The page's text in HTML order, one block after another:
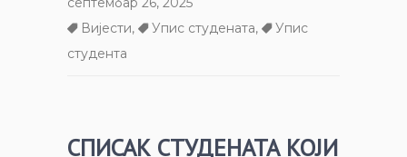
Вијести, Упис студената,
Упис
студента
СПИСАК СТУДЕНАТА КОЈИ